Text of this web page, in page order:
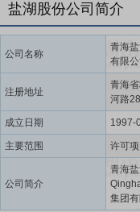
盐湖股份公司简介
公司名称
青海
有限公
注册地址
青海
河路
成立日期 1997-
主要范围
公司简介
青海
集团